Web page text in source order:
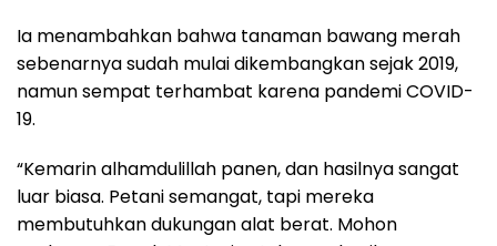
Ia menambahkan bahwa tanaman bawang merah
sebenarnya sudah mulai dikembangkan sejak 2019,
namun sempat terhambat karena pandemi COVID-
19.
“Kemarin alhamdulillah panen, dan hasilnya sangat
luar biasa. Petani semangat, tapi mereka
membutuhkan dukungan alat berat. Mohon